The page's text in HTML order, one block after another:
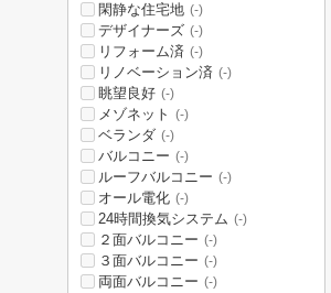
閑静な住宅地 (-)
デザイナーズ (-)
リフォーム済 (-)
リノベーション済 (-)
眺望良好 (-)
メゾネット (-)
ベランダ (-)
バルコニー (-)
ルーフバルコニー (-)
オール電化 (-)
24時間換気システム (-)
２面バルコニー (-)
３面バルコニー (-)
両面バルコニー (-)